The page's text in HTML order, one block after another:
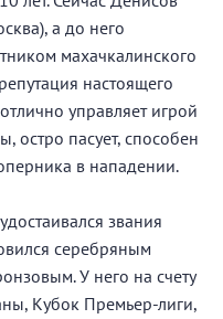
а до него
махачкалинского
настоящего
управляет игрой
остро пасует, способен
в нападении.
звания
серебряным
У него на счету
Кубок Премьер-лиги,